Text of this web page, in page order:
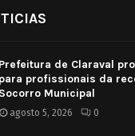
Prefeitura de Claraval
para profissionais da
Socorro Municipal
agosto 5, 2026 0